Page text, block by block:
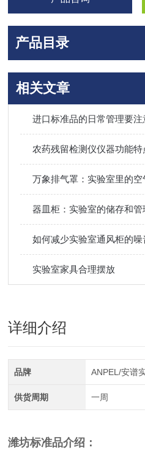
产品目录
相关文章
进口标准品的日常管理要注
农药残留检测仪仪器功能特
万象排气罩：实验室里的
器皿柜：实验室的储存和管
如何减少实验室通风柜的噪
实验室家具合理摆放
详细介绍
品牌 ANPEL/安谱
供货周期 一周
潍坊标准品介绍：